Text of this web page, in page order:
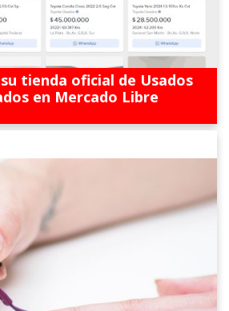
tienda oficial de Usados
en Mercado Libre